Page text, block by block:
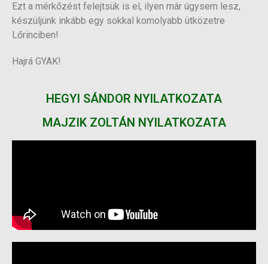
Ezt a mérkőzést felejtsük is el, ilyen már úgysem lesz,
készüljünk inkább egy sokkal komolyabb ütközetre
Lőrinciben!
Hajrá GYAK!
HEGYI SÁNDOR NYILATKOZATA
MAJZIK ZOLTÁN NYILATKOZATA